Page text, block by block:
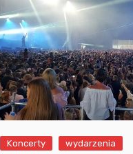
Koncerty wydarzenia